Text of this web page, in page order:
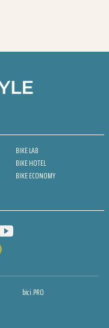
BIKE LAB
BIKE HOTEL
BIKE ECONOMY
bici.PRO